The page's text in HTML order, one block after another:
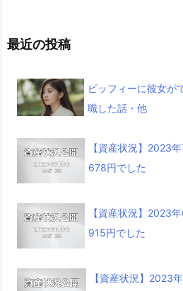
最近の投稿
ピッフィーに彼女が
職した話・他
【資産状況】2023
678円でした
【資産状況】2023
915円でした
【資産状況】2023